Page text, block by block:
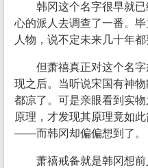
韩冈这个名字很早就
心的派人去调查了一番。
人物，说不定未来几十年都
但萧禧真正对这个名
现之后。当听说宋国有神
都凉了。可是亲眼看到实
原理，才发现其原理竟如
——而韩冈却偏偏想到了。
萧禧戒备就是韩冈想